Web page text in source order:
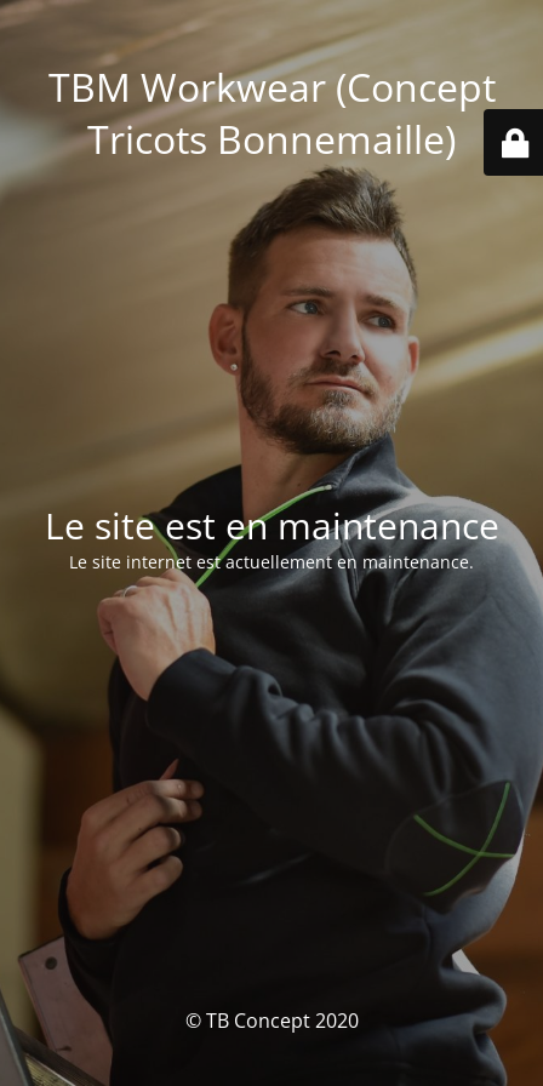
TBM Workwear (Concept
Tricots Bonnemaille)
Le site est en maintenance
Le site internet est actuellement en maintenance.
© TB Concept 2020